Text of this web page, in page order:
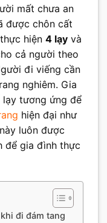
mất chưa an
được chôn cất
hiện 4 lạy và
cả người theo
đi viếng cần
nghiêm. Gia
lạy tương ứng để
hiện đại như
luôn được
để gia đình thực
đi đám tang